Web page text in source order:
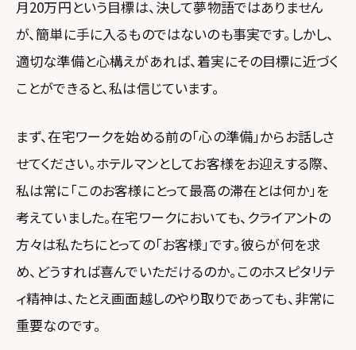
月20万円という目標は、決して夢物語ではありません
が、簡単に手に入るものではないのも事実です。しかし、
適切な準備と心構えがあれば、着実にその目標に近づく
ことができると、私は信じています。
まず、在宅ワークを始める前の「心の準備」からお話しさ
せてください。ホテルマンとしてお客様をお迎えする際、
私は常に「このお客様にとって最高の滞在とは何か」を
考えていました。在宅ワークにおいても、クライアントの
方々は私たちにとっての「お客様」です。彼らが何を求
め、どうすれば喜んでいただけるのか。このホスピタリテ
ィ精神は、たとえ画面越しのやり取りであっても、非常に
重要なのです。